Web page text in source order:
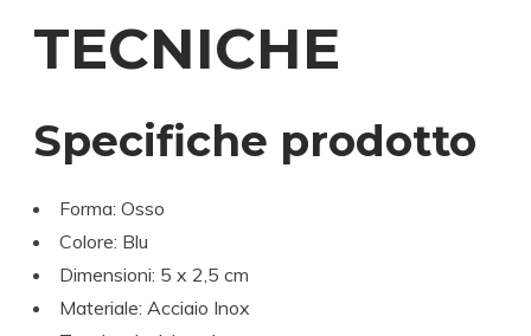
TECNICHE
Specifiche prodotto
Forma: Osso
Colore: Blu
Dimensioni: 5 x 2,5 cm
Materiale: Acciaio Inox